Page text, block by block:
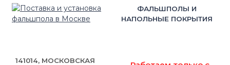
ФАЛЬШПОЛЫ И
НАПОЛЬНЫЕ ПОКРЫТИЯ
141014, МОСКОВСКАЯ